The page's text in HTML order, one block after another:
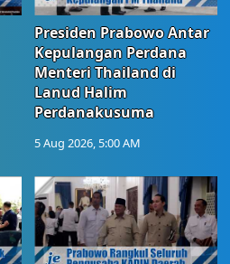
Presiden Prabowo Antar
Kepulangan Perdana
Menteri Thailand di
Lanud Halim
Perdanakusuma
5 Aug 2026, 5:00 AM